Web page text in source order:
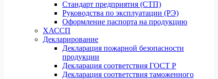
Стандарт предприятия (СТП)
Руководства по эксплуатации (РЭ)
Оформление паспорта на продукцию
ХАССП
Декларирование
Декларация пожарной безопасности
продукции
Декларация соответствия ГОСТ Р
Декларация соответствия таможенного